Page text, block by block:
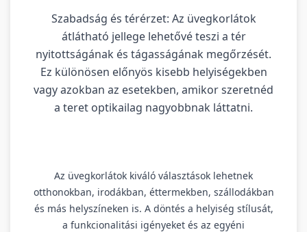
Szabadság és térérzet: Az üvegkorlátok
átlátható jellege lehetővé teszi a tér
nyitottságának és tágasságának megőrzését.
Ez különösen előnyös kisebb helyiségekben
vagy azokban az esetekben, amikor szeretnéd
a teret optikailag nagyobbnak láttatni.
Az üvegkorlátok kiváló választások lehetnek
otthonokban, irodákban, éttermekben, szállodákban
és más helyszíneken is. A döntés a helyiség stílusát,
a funkcionalitási igényeket és az egyéni